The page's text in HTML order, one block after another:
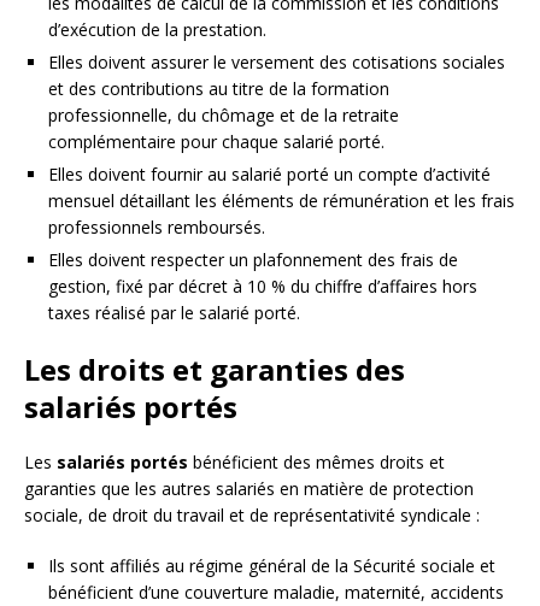
d’exécution de la prestation.
Elles doivent assurer le versement des cotisations sociales
et des contributions au titre de la formation
professionnelle, du chômage et de la retraite
complémentaire pour chaque salarié porté.
Elles doivent fournir au salarié porté un compte d’activité
mensuel détaillant les éléments de rémunération et les frais
professionnels remboursés.
Elles doivent respecter un plafonnement des frais de
gestion, fixé par décret à 10 % du chiffre d’affaires hors
taxes réalisé par le salarié porté.
Les droits et garanties des
salariés portés
Les salariés portés bénéficient des mêmes droits et
garanties que les autres salariés en matière de protection
sociale, de droit du travail et de représentativité syndicale :
Ils sont affiliés au régime général de la Sécurité sociale et
bénéficient d’une couverture maladie, maternité, accidents